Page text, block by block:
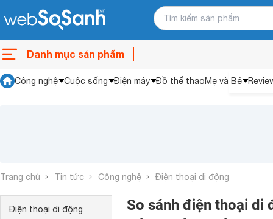
Danh mục sản phẩm
Công nghệ Cuộc sống Điện máy Đồ thể thaoMẹ và Bé
Trang chủ Tin tức Công nghệ Điện thoại di động
Điện thoại di động
So sánh điện thoại di